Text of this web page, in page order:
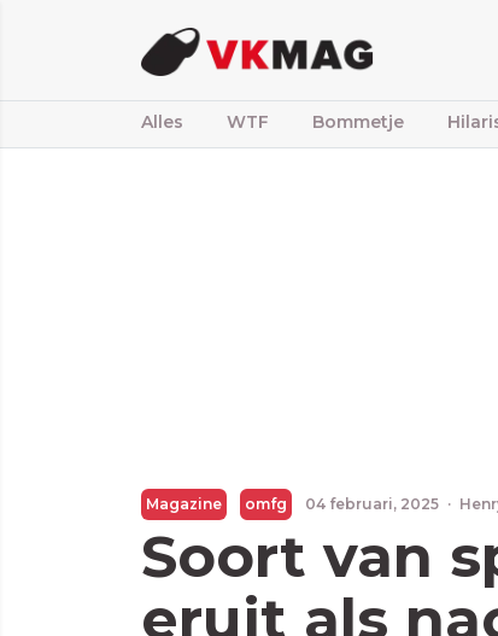
Alles WTF Bommetje
Magazine omfg 04 februari, 2025 ·
Soort van
eruit als